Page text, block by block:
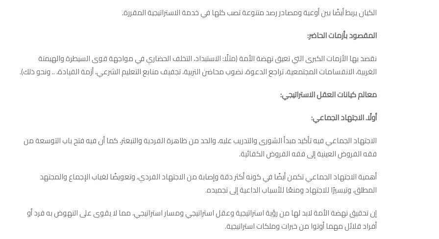
الكيان يربط أيضًا بين أوعية ومصادر رصد متنوعة تصب كلها في خدمة الاستراتيجية المقررة.
المقصود بأزمات الحاضر:
نقصد بها الأزمات الكبرى التي تعيق نهضة الأمة (مثلًا: الاستبداد، التخلف الحضاري في مواجهة قوى السيطرة والهيمنة
الغربية، الانقسامات المجتمعية، تراجع الدعوة، نضوب محاضن التربية، تجفيف منابع التعليم الشرعي، أزمة القيادة، .. ونحو ذلك).
معالم كيانات العقل الاستراتيجي:
أولًا. الاجتهاد الجماعي:
الاجتهاد الجماعي فيه تأكيد مبدأ الشورى والتدريب عليه، والحد من ظاهرة الفردية والتبعثر، كما أن فيه فتح باب التوسعة من
فقه الفروض العينية إلى فقه الفروض الكفائية.
أهمية الاجتهاد الجماعي تكمن أيضًا في كونه أكثر دقة وإصابة من الاجتهاد الفردي، وتعويضًا لغياب الإجماع والمجتهد
المطلق، وتيسيرًا للاجتهاد ومنعًا للأسباب الداعية إلى تجميده.
إن تحقيق نهضة الأمة لابد لها من رؤية استراتيجية وعقل استراتيجي ومسار استراتيجي، مما لا يقوى على النهوض به فرد أو
أفراد قلائل مهما أوتوا من خبرات وملكات استراتيجية.